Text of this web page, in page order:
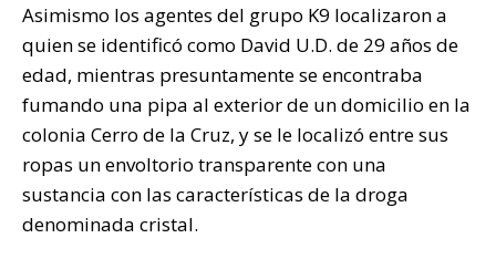
Asimismo los agentes del grupo K9 localizaron a
quien se identificó como David U.D. de 29 años de
edad, mientras presuntamente se encontraba
fumando una pipa al exterior de un domicilio en la
colonia Cerro de la Cruz, y se le localizó entre sus
ropas un envoltorio transparente con una
sustancia con las características de la droga
denominada cristal.